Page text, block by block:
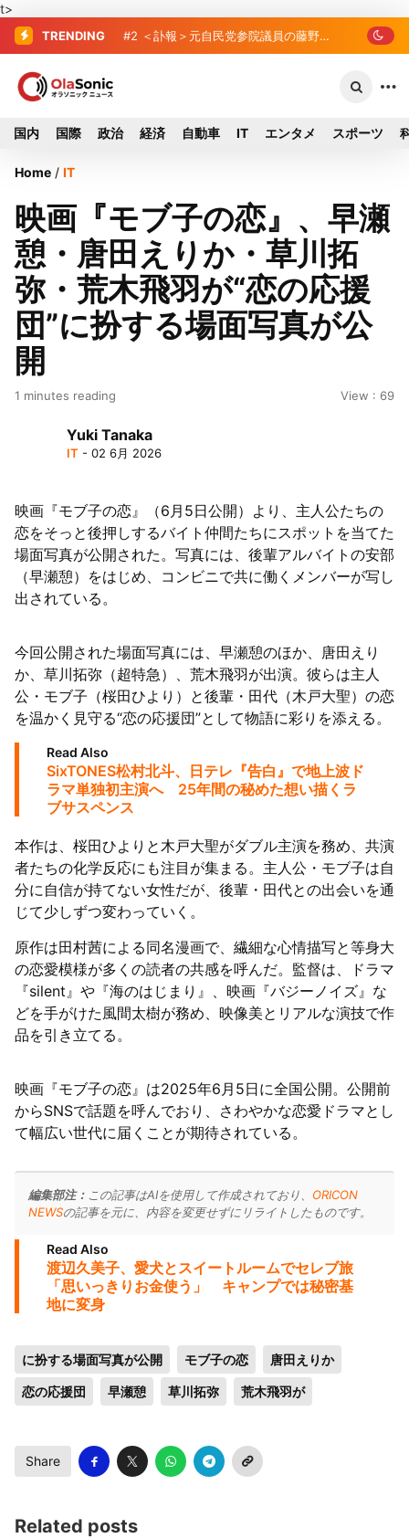
t>
TRENDING #2 ＜訃報＞元自民党参院議員の藤野
#3 東芝、かつてのライバル日立の元
国内 国際 政治 経済 自動車 IT エンタメ スポーツ
Home / IT
映画『モブ子の恋』、早瀬
憩・唐田えりか・草川拓
弥・荒木飛羽が“恋の応援
団”に扮する場面写真が公
開
1 minutes reading View : 69
Yuki Tanaka
IT - 02 6月 2026
映画『モブ子の恋』（6月5日公開）より、主人公たちの
恋をそっと後押しするバイト仲間たちにスポットを当てた
場面写真が公開された。写真には、後輩アルバイトの安部
（早瀬憩）をはじめ、コンビニで共に働くメンバーが写し
出されている。
今回公開された場面写真には、早瀬憩のほか、唐田えり
か、草川拓弥（超特急）、荒木飛羽が出演。彼らは主人
公・モブ子（桜田ひより）と後輩・田代（木戸大聖）の恋
を温かく見守る“恋の応援団”として物語に彩りを添える。
Read Also
SixTONES松村北斗、日テレ『告白』で地上波ド
ラマ単独初主演へ 25年間の秘めた想い描くラ
ブサスペンス
本作は、桜田ひよりと木戸大聖がダブル主演を務め、共演
者たちの化学反応にも注目が集まる。主人公・モブ子は自
分に自信が持てない女性だが、後輩・田代との出会いを通
じて少しずつ変わっていく。
原作は田村茜による同名漫画で、繊細な心情描写と等身大
の恋愛模様が多くの読者の共感を呼んだ。監督は、ドラマ
『silent』や『海のはじまり』、映画『バジーノイズ』な
どを手がけた風間太樹が務め、映像美とリアルな演技で作
品を引き立てる。
映画『モブ子の恋』は2025年6月5日に全国公開。公開前
からSNSで話題を呼んでおり、さわやかな恋愛ドラマとし
て幅広い世代に届くことが期待されている。
編集部注： この記事はAIを使用して作成されており、 ORICON
NEWSの記事を元に、内容を変更せずにリライトしたものです。
Read Also
渡辺久美子、愛犬とスイートルームでセレブ旅
「思いっきりお金使う」 キャンプでは秘密基
地に変身
に扮する場面写真が公開 モブ子の恋 唐田えりか
恋の応援団 早瀬憩 草川拓弥 荒木飛羽が
Share
Related posts